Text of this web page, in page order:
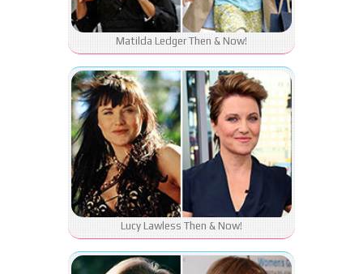
Matilda Ledger Then & Now!
Lucy Lawless Then & Now!